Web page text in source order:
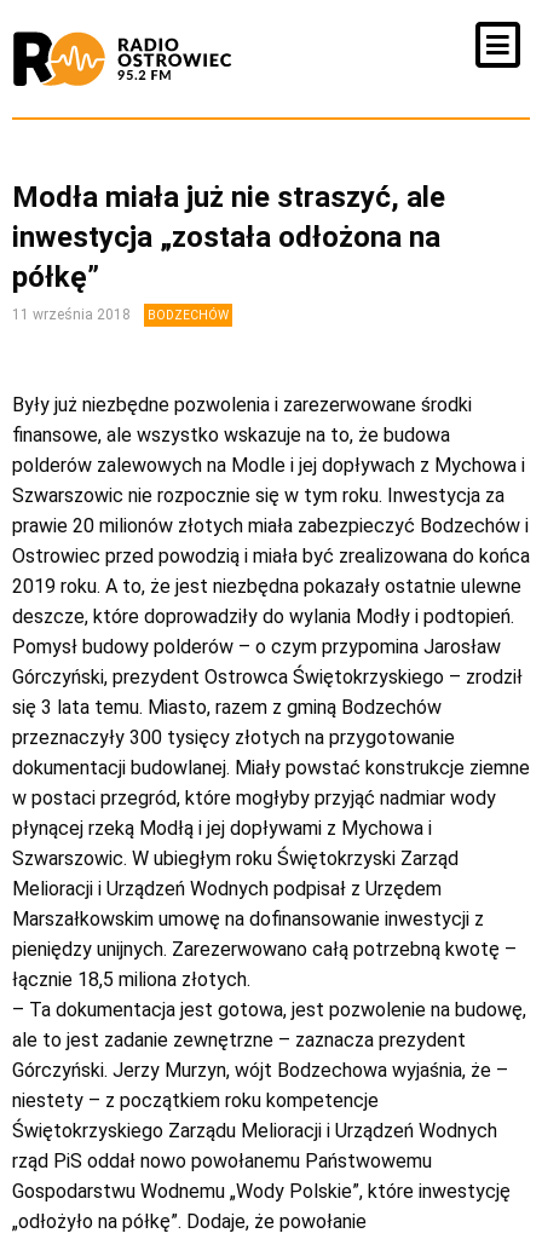
Modła miała już nie straszyć, ale
inwestycja „została odłożona na
półkę”
11 września 2018 BODZECHÓW
Były już niezbędne pozwolenia i zarezerwowane środki
finansowe, ale wszystko wskazuje na to, że budowa
polderów zalewowych na Modle i jej dopływach z Mychowa i
Szwarszowic nie rozpocznie się w tym roku. Inwestycja za
prawie 20 milionów złotych miała zabezpieczyć Bodzechów i
Ostrowiec przed powodzią i miała być zrealizowana do końca
2019 roku. A to, że jest niezbędna pokazały ostatnie ulewne
deszcze, które doprowadziły do wylania Modły i podtopień.
Pomysł budowy polderów – o czym przypomina Jarosław
Górczyński, prezydent Ostrowca Świętokrzyskiego – zrodził
się 3 lata temu. Miasto, razem z gminą Bodzechów
przeznaczyły 300 tysięcy złotych na przygotowanie
dokumentacji budowlanej. Miały powstać konstrukcje ziemne
w postaci przegród, które mogłyby przyjąć nadmiar wody
płynącej rzeką Modłą i jej dopływami z Mychowa i
Szwarszowic. W ubiegłym roku Świętokrzyski Zarząd
Melioracji i Urządzeń Wodnych podpisał z Urzędem
Marszałkowskim umowę na dofinansowanie inwestycji z
pieniędzy unijnych. Zarezerwowano całą potrzebną kwotę –
łącznie 18,5 miliona złotych.
– Ta dokumentacja jest gotowa, jest pozwolenie na budowę,
ale to jest zadanie zewnętrzne – zaznacza prezydent
Górczyński. Jerzy Murzyn, wójt Bodzechowa wyjaśnia, że –
niestety – z początkiem roku kompetencje
Świętokrzyskiego Zarządu Melioracji i Urządzeń Wodnych
rząd PiS oddał nowo powołanemu Państwowemu
Gospodarstwu Wodnemu „Wody Polskie”, które inwestycję
„odłożyło na półkę”. Dodaje, że powołanie